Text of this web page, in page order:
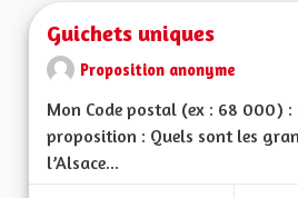
Guichets uniques
Proposition anonyme
Mon Code postal (ex : 68 000) :
proposition : Quels sont les
l’Alsace...